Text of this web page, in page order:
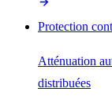
Protection
Atténuation
distribuées